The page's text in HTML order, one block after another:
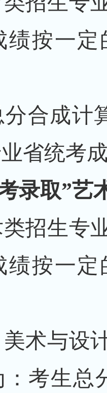
绩按一
合成计
省统考
录取”艺
招生专
绩按一
术与设
考生总